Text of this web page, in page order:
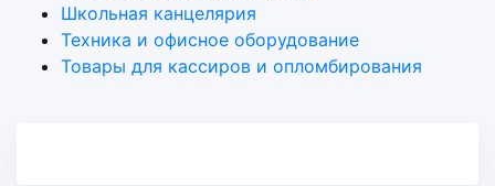
Школьная канцелярия
Техника и офисное оборудование
Товары для кассиров и опломбирования